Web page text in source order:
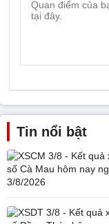
Tin nổi bật